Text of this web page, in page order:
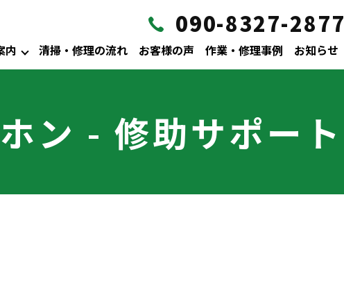
内 清掃・修理の流れ お客様の声 作業・修理事例 お知らせ
090-8327-2877
ン - 修助サポート